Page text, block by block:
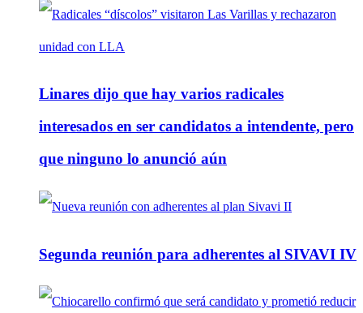
Linares dijo que hay varios radicales
interesados en ser candidatos a intendente, pero
que ninguno lo anunció aún
Segunda reunión para adherentes al SIVAVI IV